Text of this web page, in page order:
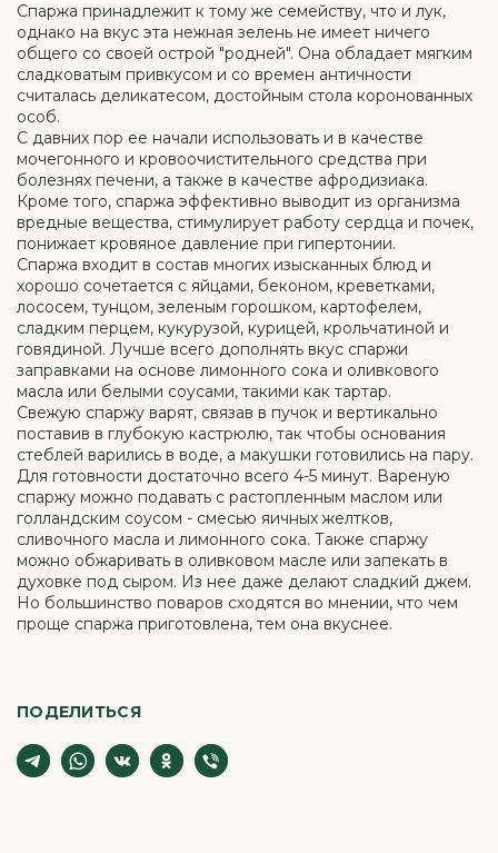
Спаржа принадлежит к тому же семейству, что и лук,
однако на вкус эта нежная зелень не имеет ничего
общего со своей острой "родней". Она обладает мягким
сладковатым привкусом и со времен античности
считалась деликатесом, достойным стола коронованных
особ.
С давних пор ее начали использовать и в качестве
мочегонного и кровоочистительного средства при
болезнях печени, а также в качестве афродизиака.
Кроме того, спаржа эффективно выводит из организма
вредные вещества, стимулирует работу сердца и почек,
понижает кровяное давление при гипертонии.
Спаржа входит в состав многих изысканных блюд и
хорошо сочетается с яйцами, беконом, креветками,
лососем, тунцом, зеленым горошком, картофелем,
сладким перцем, кукурузой, курицей, крольчатиной и
говядиной. Лучше всего дополнять вкус спаржи
заправками на основе лимонного сока и оливкового
масла или белыми соусами, такими как тартар.
Свежую спаржу варят, связав в пучок и вертикально
поставив в глубокую кастрюлю, так чтобы основания
стеблей варились в воде, а макушки готовились на пару.
Для готовности достаточно всего 4-5 минут. Вареную
спаржу можно подавать с растопленным маслом или
голландским соусом - смесью яичных желтков,
сливочного масла и лимонного сока. Также спаржу
можно обжаривать в оливковом масле или запекать в
духовке под сыром. Из нее даже делают сладкий джем.
Но большинство поваров сходятся во мнении, что чем
проще спаржа приготовлена, тем она вкуснее.
ПОДЕЛИТЬСЯ